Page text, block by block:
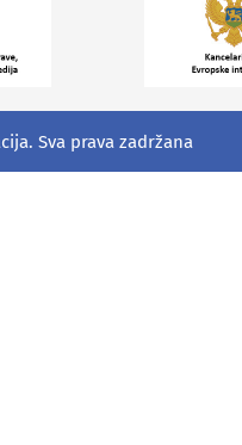
Sva prava zadržana